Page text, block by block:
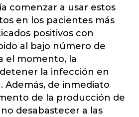
comenzar a usar estos
en los pacientes más
positivos con
al bajo número de
el momento, la
la infección en
Además, de inmediato
de la producción de
desabastecer a las